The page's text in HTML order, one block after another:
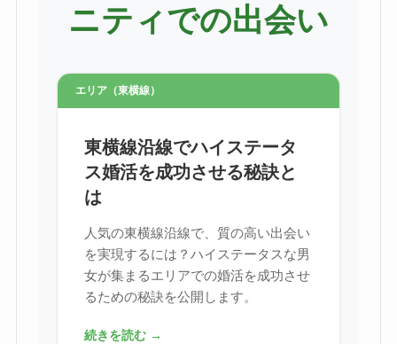
ニティでの出会い
エリア（東横線）
東横線沿線でハイステータ
ス婚活を成功させる秘訣と
は
人気の東横線沿線で、質の高い出会い
を実現するには？ハイステータスな男
女が集まるエリアでの婚活を成功させ
るための秘訣を公開します。
続きを読む →